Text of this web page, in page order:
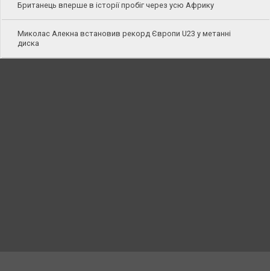
Британець вперше в історії пробіг через усю Африку
Миколас Алекна встановив рекорд Європи U23 у метанні
диска